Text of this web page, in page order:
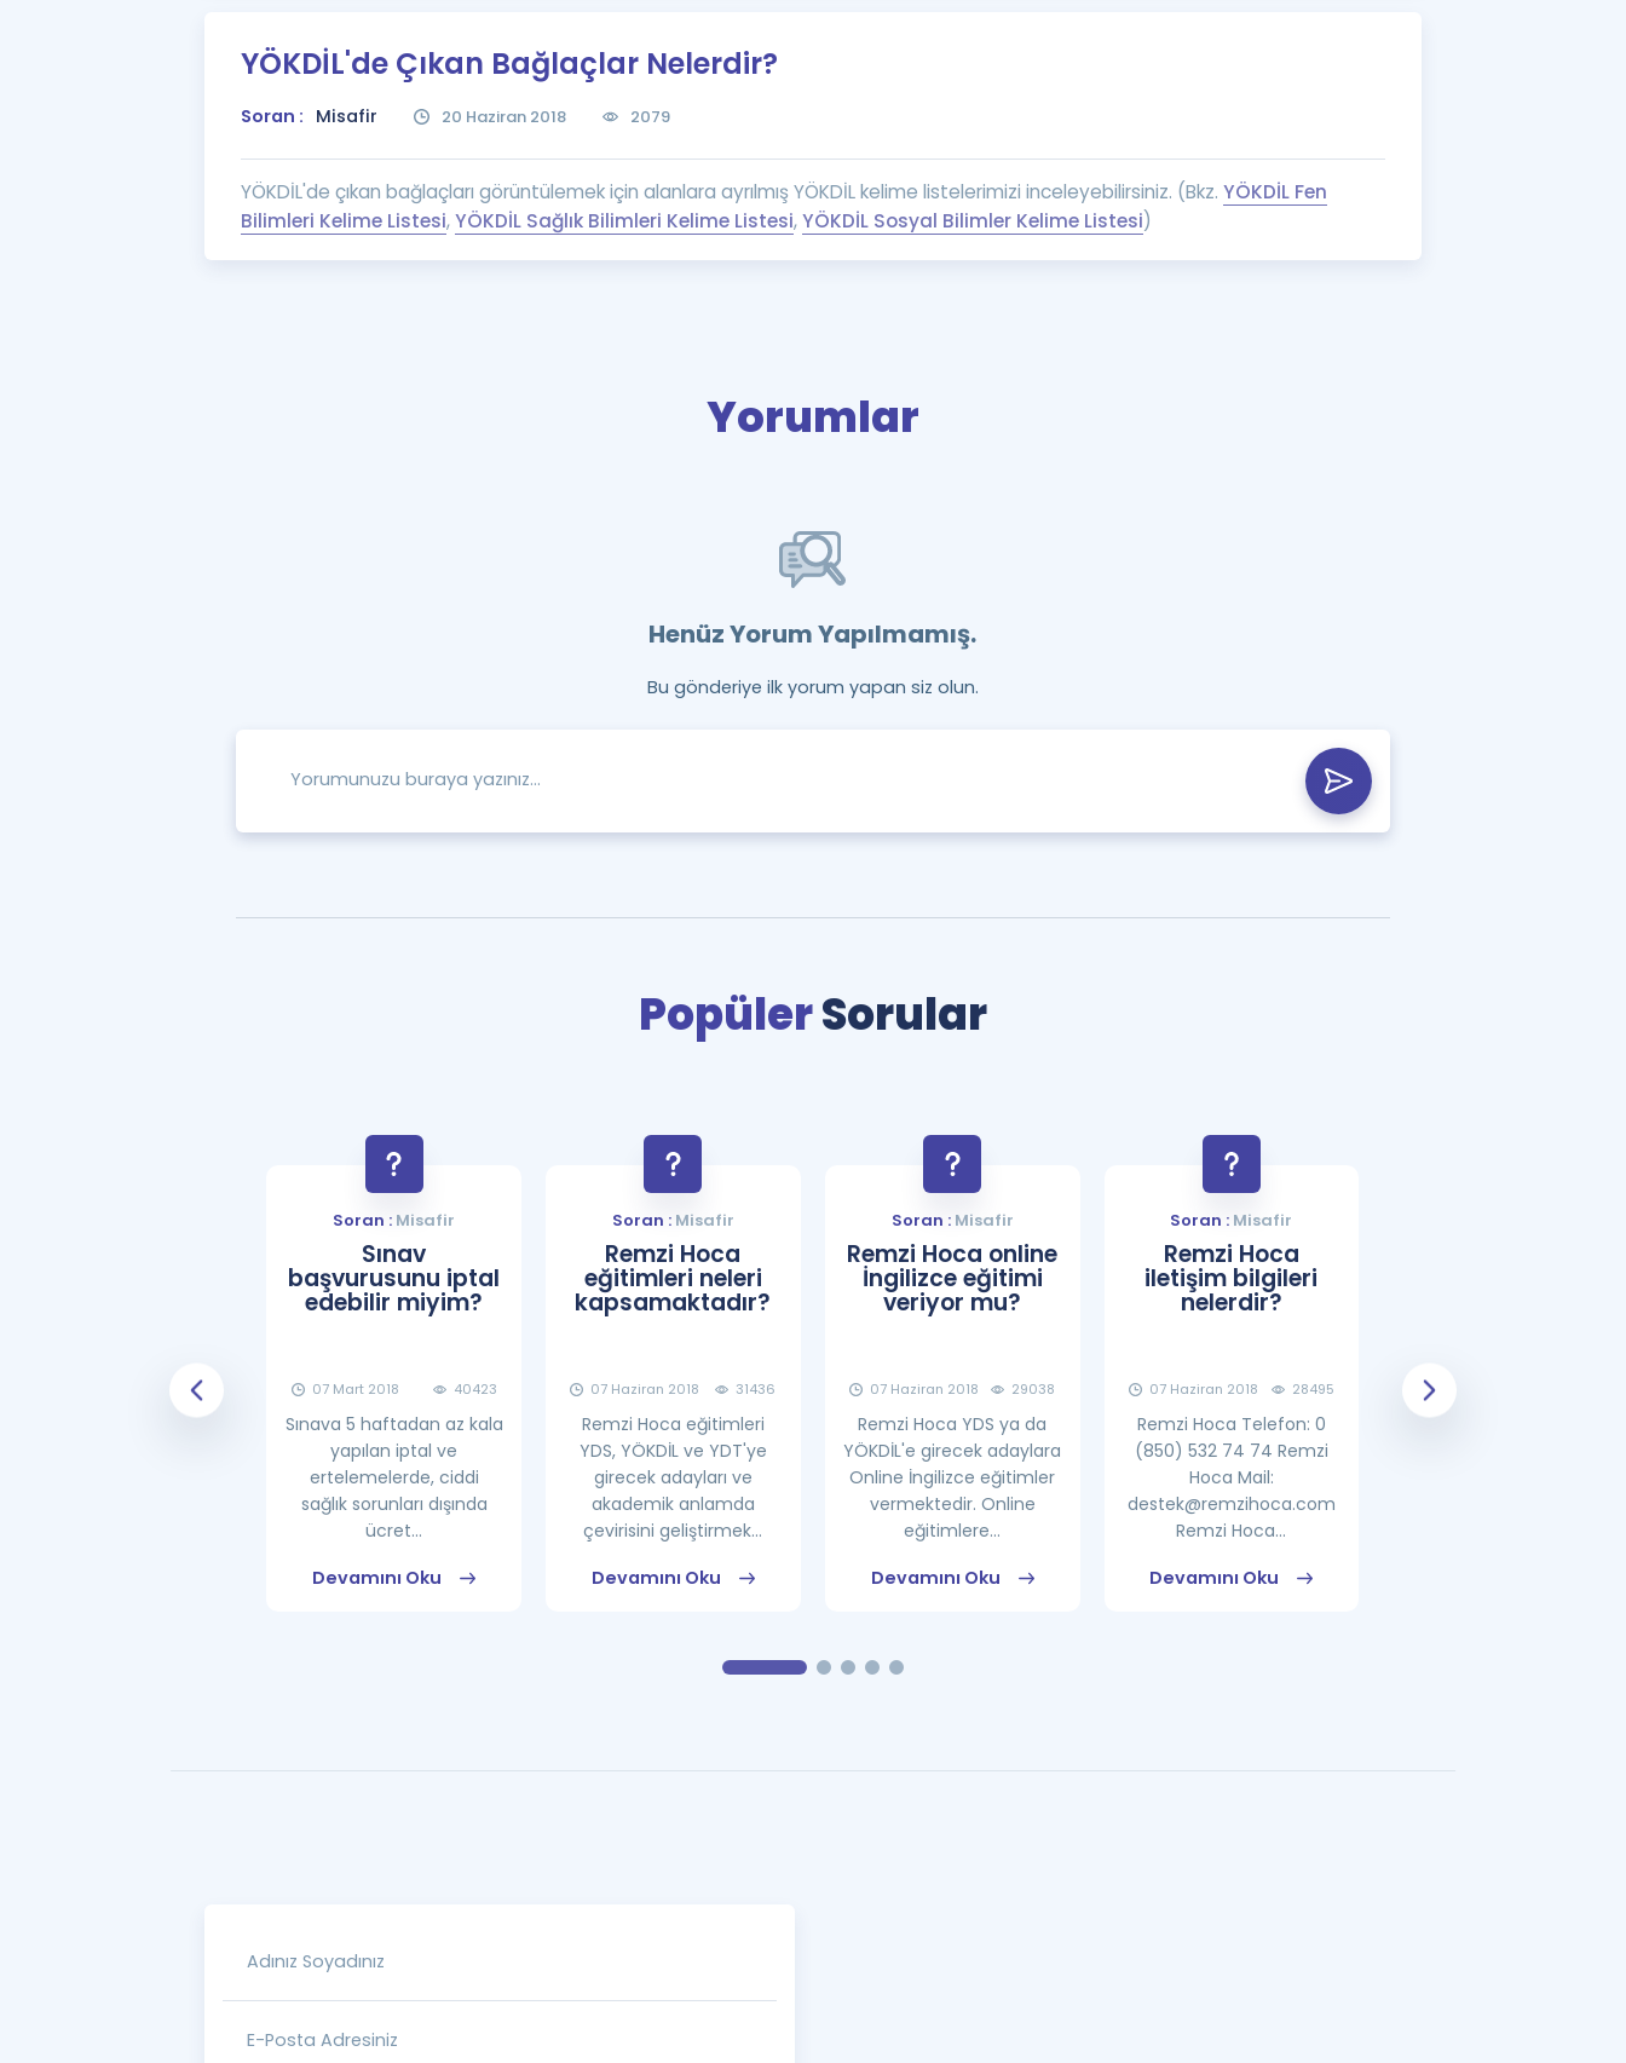
İngilizce Gramer
İngilizce Gramer ve Konu Anlatımı
YÖKDİL'de Çıkan Bağlaçlar Nelerdir?
Soran : Misafir 20 Haziran 2018 2079
YÖKDİL'de çıkan bağlaçları görüntülemek için alanlara ayrılmış YÖKDİL kelime listelerimizi inceleyebilirsiniz. (Bkz. YÖKDİL Fen
Bilimleri Kelime Listesi,YÖKDİL Sağlık Bilimleri Kelime Listesi,YÖKDİL Sosyal Bilimler Kelime Listesi)
Yorumlar
Henüz Yorum Yapılmamış.
Bu gönderiye ilk yorum yapan siz olun.
PopülerSorular
25861
Soran : Misafir
Sınav
başvurusunu iptal
edebilir miyim?
07 Mart 2018 40423
Sınava 5 haftadan az kala
yapılan iptal ve
ertelemelerde, ciddi
sağlık sorunları dışında
ücret...
Devamını Oku
Soran :Misafir
Remzi Hoca
eğitimleri neleri
kapsamaktadır?
07 Haziran 2018 31436
Remzi Hoca eğitimleri
YDS, YÖKDİL ve YDT'ye
girecek adayları ve
akademik anlamda
çevirisini geliştirmek...
Devamını Oku
Soran :Misafir
Remzi Hoca online
İngilizce eğitimi
veriyor mu?
07 Haziran 2018 29038
Remzi Hoca YDS ya da
YÖKDİL'e girecek adaylara
Online İngilizce eğitimler
vermektedir. Online
eğitimlere...
Devamını Oku
Soran : Misafir
Remzi Hoca
iletişim bilgileri
nelerdir?
07 Haziran 2018 28495
Remzi Hoca Telefon: 0
(850) 532 74 74 Remzi
Hoca Mail:
destek@remzihoca.com
Remzi Hoca...
Devamını Oku
08 Haziran 2018